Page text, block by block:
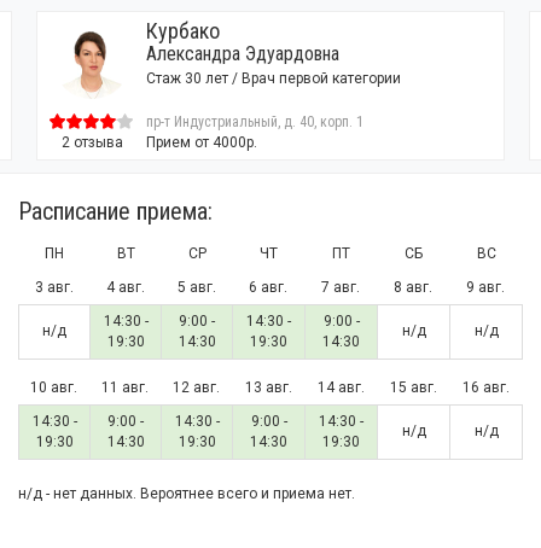
2 отзыва
Курбако
Александра Эдуардовна
Стаж 30 лет / Врач первой категории
пр-т Индустриальный, д. 40, корп. 1
Прием от 4000р.
Расписание приема:
ПН ВТ СР ЧТ ПТ СБ
ВС
3 авг.
4 авг. 5 авг. 6 авг. 7 авг. 8 авг. 9 авг.
н/д
14:30 -
19:30
9:00 -
14:30
14:30 -
19:30
9:00 -
14:30
н/д н/д
10 авг. 11 авг. 12 авг. 13 авг. 14 авг. 15 авг.
16 авг.
14:30 -
19:30
9:00 -
14:30
14:30 -
19:30
9:00 -
14:30
14:30 -
19:30
н/д н/д
н/д - нет данных. Вероятнее всего и приема нет.